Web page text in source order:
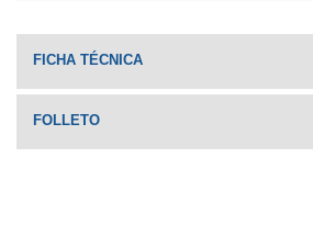
FICHA TÉCNICA
FOLLETO